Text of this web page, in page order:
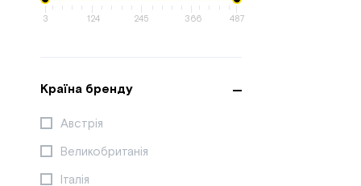
3 124 245 366 487
Країна бренду
Австрія
Великобританія
Італія